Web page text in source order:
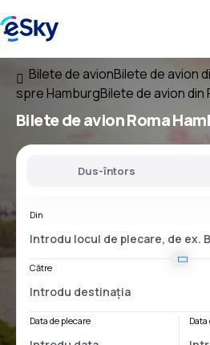
Bilete de avionBilete de avion
spre HamburgBilete de avion din
Bilete de avionRoma
Dus-întors
Din
Către
Data de plecare